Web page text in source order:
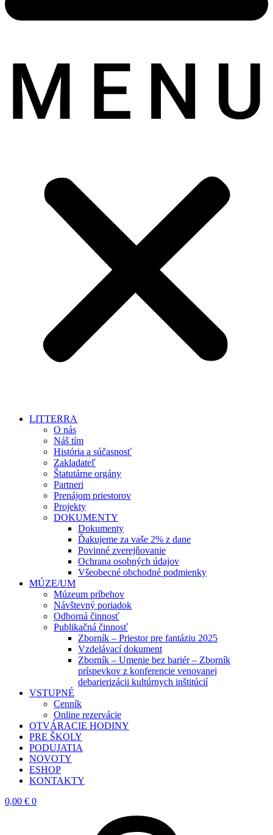
LITTERRA
O nás
Náš tím
História a súčasnosť
Zakladateľ
Štatutárne orgány
Partneri
Prenájom priestorov
Projekty
DOKUMENTY
Dokumenty
Ďakujeme za vaše 2% z dane
Povinné zverejňovanie
Ochrana osobných údajov
Všeobecné obchodné podmienky
MÚZE/UM
Múzeum príbehov
Návštevný poriadok
Odborná činnosť
Publikačná činnosť
Zborník – Priestor pre fantáziu 2025
Vzdelávací dokument
Zborník – Umenie bez bariér – Zborník
príspevkov z konferencie venovanej
debarierizácii kultúrnych inštitúcií
VSTUPNÉ
Cenník
Online rezervácie
OTVÁRACIE HODINY
PRE ŠKOLY
PODUJATIA
NOVOTY
ESHOP
KONTAKTY
0,00 € 0